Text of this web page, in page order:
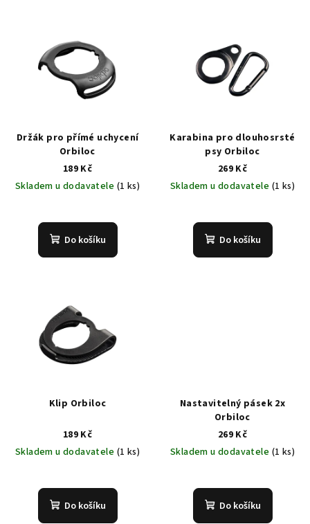
Držák pro přímé uchycení
Orbiloc
189 Kč
Skladem u dodavatele (1 ks)
Do košíku
Karabina pro dlouhosrsté
psy Orbiloc
269 Kč
Skladem u dodavatele (1 ks)
Do košíku
Klip Orbiloc
189 Kč
Skladem u dodavatele (1 ks)
Do košíku
Nastavitelný pásek 2x
Orbiloc
269 Kč
Skladem u dodavatele (1 ks)
Do košíku